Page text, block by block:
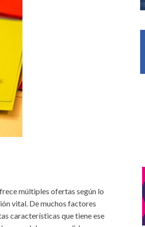
múltiples ofertas según lo
vital. De muchos factores
características que tiene ese